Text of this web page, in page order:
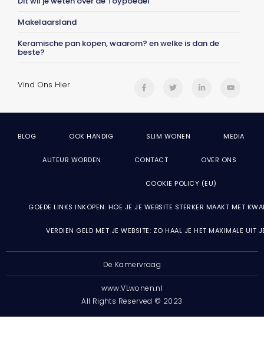
Makelaarsland
Keramische pan kopen, waarom? en welke is dan de
beste?
Vind Ons Hier
BLOG OOK HANDIG SLIM WONEN MEDIA
AUTEUR WORDEN CONTACT OVER ONS
COOKIE POLICY (EU)
GOEDE LINKS INKOPEN: HOE JE JE WEBSITE STERKER MAAKT MET
VERDIEN GELD MET JE WEBSITE: ZO HAAL JE HET MAXIMALE UIT
De Kamervraag
www.VLwonen.nl
All Rights Reserved © 2023